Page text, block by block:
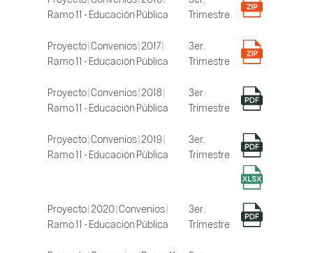
Ramo 11 - Educación Pública
Trimestre
Proyecto | Convenios | 2017 |
Ramo 11 - Educación Pública
3er.
Trimestre
Proyecto | Convenios | 2018 |
Ramo 11 - Educación Pública
3er.
Trimestre
Proyecto | Convenios | 2019 |
Ramo 11 - Educación Pública
3er.
Trimestre
Proyecto | 2020 | Convenios |
Ramo 11 - Educación Pública
3er.
Trimestre